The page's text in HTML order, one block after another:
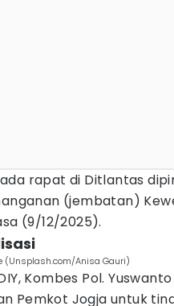
rapat di Ditlantas
(jembatan)
(9/12/2025).
(Unsplash.com/Anisa Gauri)
Kombes Pol.
Pemkot Jogja untuk